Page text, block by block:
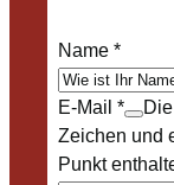
Name*
E-Mail *
Zeichen und
Punkt